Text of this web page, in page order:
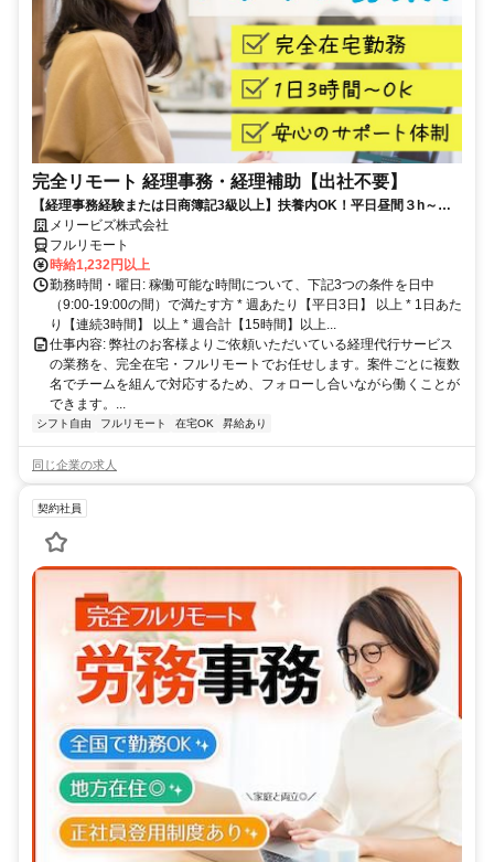
完全リモート 経理事務・経理補助【出社不要】
【経理事務経験または日商簿記3級以上】扶養内OK！平日昼間３h～。
完全在宅で育児・介護中の方も大歓迎♪
メリービズ株式会社
フルリモート
時給1,232円以上
勤務時間・曜日: 稼働可能な時間について、下記3つの条件を日中
（9:00-19:00の間）で満たす方 * 週あたり【平日3日】 以上 * 1日あた
り【連続3時間】 以上 * 週合計【15時間】以上...
仕事内容: 弊社のお客様よりご依頼いただいている経理代行サービス
の業務を、完全在宅・フルリモートでお任せします。案件ごとに複数
名でチームを組んで対応するため、フォローし合いながら働くことが
できます。...
シフト自由 フルリモート 在宅OK 昇給あり
同じ企業の求人
契約社員